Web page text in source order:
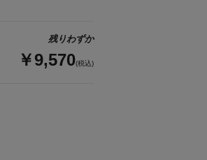
残りわずか
￥9,570(税込)